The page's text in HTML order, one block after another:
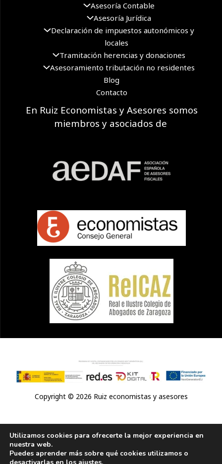
Asesoría Contable
Asesoría Jurídica
Declaración de impuestos autonómicos y
locales
Tramitación herencias y donaciones
Asesoramiento tributación no residentes
Blog
Contacto
En Ruiz Economistas y Asesores somos
miembros y asociados de
Copyright © 2026 Ruiz economistas y asesores
Política de privacidad
Accesibilidad
Utilizamos cookies para ofrecerte la mejor experiencia en
nuestra web.
Puedes aprender más sobre qué cookies utilizamos o